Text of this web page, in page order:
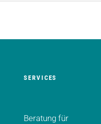
SERVICES
Beratung für